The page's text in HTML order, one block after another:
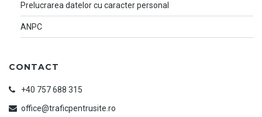
Prelucrarea datelor cu caracter personal
ANPC
CONTACT
+40 757 688 315
office@traficpentrusite.ro